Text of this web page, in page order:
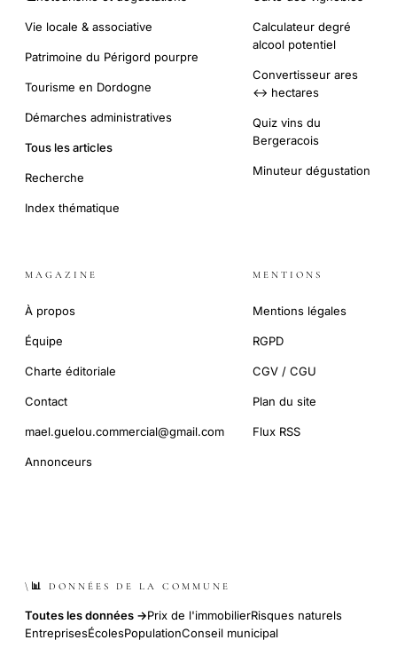
Vie locale & associative
Patrimoine du Périgord pourpre
Tourisme en Dordogne
Démarches administratives
Tous les articles
Recherche
Index thématique
Calculateur degré
alcool potentiel
Convertisseur ares
↔ hectares
Quiz vins du
Bergeracois
Minuteur dégustation
MAGAZINE
À propos
Équipe
Charte éditoriale
Contact
mael.guelou.commercial@gmail.com
Annonceurs
MENTIONS
Mentions légales
RGPD
CGV / CGU
Plan du site
Flux RSS
\📊 DONNÉES DE LA COMMUNE
Toutes les données →Prix de l'immobilierRisques naturels
EntreprisesÉcolesPopulationConseil municipal